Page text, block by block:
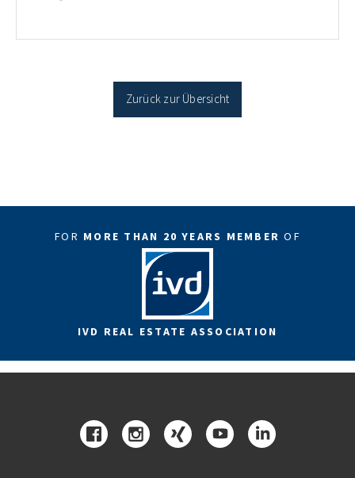
Antragstellende verpflichten sich zu energetischer
Sanierung in Einzelmaßnahmen […]
Zurück zur Übersicht
FOR MORE THAN 20 YEARS MEMBEROF
IVD REAL ESTATE ASSOCIATION